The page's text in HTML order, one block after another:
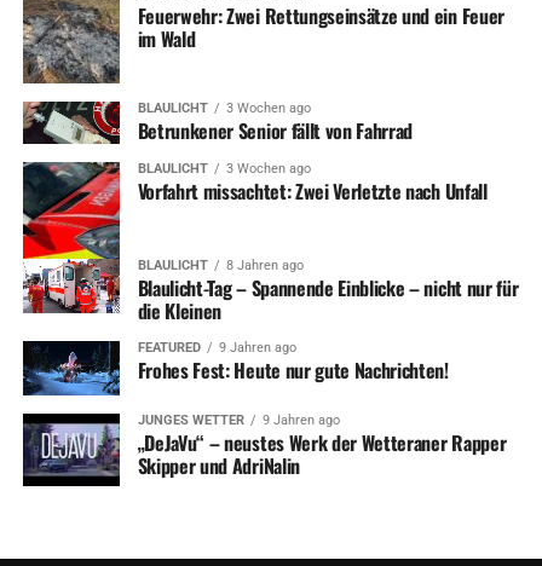
Feuerwehr: Zwei Rettungseinsätze und ein Feuer
im Wald
BLAULICHT 3 Wochen ago
Betrunkener Senior fällt von Fahrrad
BLAULICHT 3 Wochen ago
Vorfahrt missachtet: Zwei Verletzte nach Unfall
BLAULICHT 8 Jahren ago
Blaulicht-Tag – Spannende Einblicke – nicht nur für
die Kleinen
FEATURED 9 Jahren ago
Frohes Fest: Heute nur gute Nachrichten!
JUNGES WETTER 9 Jahren ago
„DeJaVu“ – neustes Werk der Wetteraner Rapper
Skipper und AdriNalin